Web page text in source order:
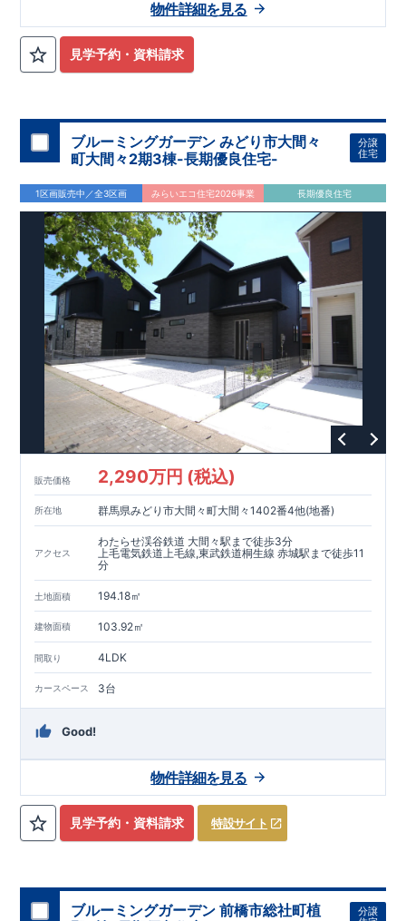
見学予約・資料請求
物件詳細を見る
ブルーミングガーデン みどり市大間々
町大間々2期3棟-長期優良住宅-
分譲
住宅
1区画販売中／全3区画 みらいエコ住宅2026事業 長期優良住宅
販売価格 2,290万円 (税込)
所在地 群馬県みどり市大間々町大間々1402番4他(地番)
アクセス
わたらせ渓谷鉄道 大間々駅まで徒歩3分
上毛電気鉄道上毛線,東武鉄道桐生線 赤城駅まで徒歩11
分
土地面積 194.18㎡
建物面積 103.92㎡
間取り 4LDK
カースペース 3台
Good!
見学予約・資料請求 特設サイト
物件詳細を見る
ブルーミングガーデン 前橋市総社町植
分譲